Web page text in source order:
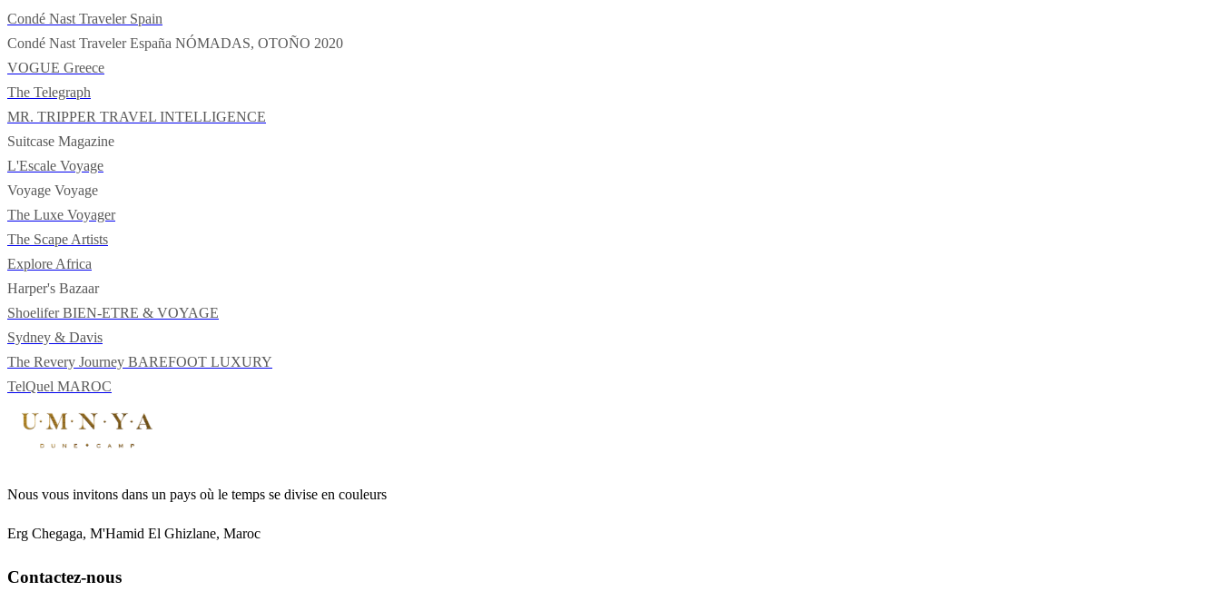
Condé Nast Traveler Spain
Condé Nast Traveler España NÓMADAS, OTOÑO 2020
VOGUE Greece
The Telegraph
MR. TRIPPER TRAVEL INTELLIGENCE
Suitcase Magazine
L'Escale Voyage
Voyage Voyage
The Luxe Voyager
The Scape Artists
Explore Africa
Harper's Bazaar
ShoeliferBIEN-ETRE & VOYAGE
Sydney & Davis
The Revery Journey BAREFOOT LUXURY
TelQuel MAROC
Nous vous invitons dans un pays où le temps se divise en couleurs
Erg Chegaga, M'Hamid El Ghizlane, Maroc
Contactez-nous